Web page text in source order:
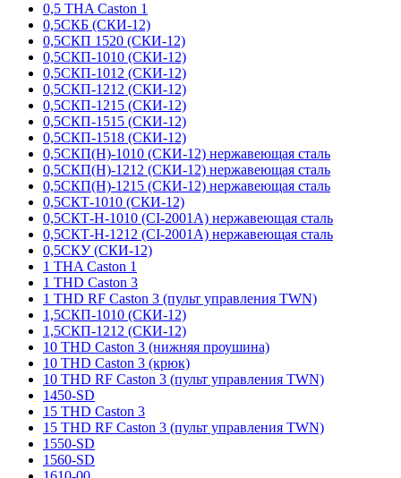
0,5 THA Caston 1
0,5СКБ (СКИ-12)
0,5СКП 1520 (СКИ-12)
0,5СКП-1010 (СКИ-12)
0,5СКП-1012 (СКИ-12)
0,5СКП-1212 (СКИ-12)
0,5СКП-1215 (СКИ-12)
0,5СКП-1515 (СКИ-12)
0,5СКП-1518 (СКИ-12)
0,5СКП(Н)-1010 (СКИ-12) нержавеющая сталь
0,5СКП(Н)-1212 (СКИ-12) нержавеющая сталь
0,5СКП(Н)-1215 (СКИ-12) нержавеющая сталь
0,5СКТ-1010 (СКИ-12)
0,5СКТ-Н-1010 (CI-2001A) нержавеющая сталь
0,5СКТ-Н-1212 (CI-2001A) нержавеющая сталь
0,5СКУ (СКИ-12)
1 THA Caston 1
1 THD Caston 3
1 THD RF Caston 3 (пульт управления TWN)
1,5СКП-1010 (СКИ-12)
1,5СКП-1212 (СКИ-12)
10 THD Caston 3 (нижняя проушина)
10 THD Caston 3 (крюк)
10 THD RF Caston 3 (пульт управления TWN)
1450-SD
15 THD Caston 3
15 THD RF Caston 3 (пульт управления TWN)
1550-SD
1560-SD